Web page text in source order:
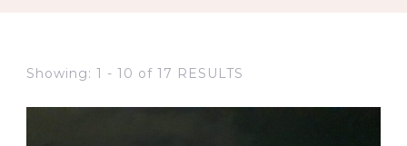
Showing: 1 - 10 of 17 RESULTS